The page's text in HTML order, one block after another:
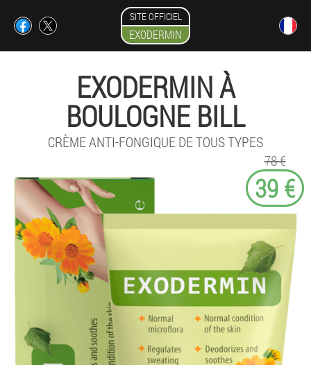
SITE OFFICIEL
EXODERMIN
EXODERMIN À
BOULOGNE BILL
CRÈME ANTI-FONGIQUE DE TOUS TYPES
78 €
39 €